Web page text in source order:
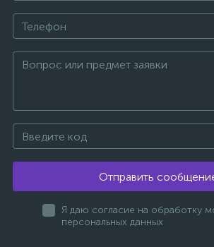
Отправить
Я даю согласие на обработку
персональных данных